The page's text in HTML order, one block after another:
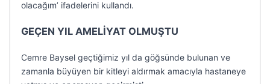
olacağım’ ifadelerini kullandı.
GEÇEN YIL AMELİYAT OLMUŞTU
Cemre Baysel geçtiğimiz yıl da göğsünde bulunan ve
zamanla büyüyen bir kitleyi aldırmak amacıyla hastaneye